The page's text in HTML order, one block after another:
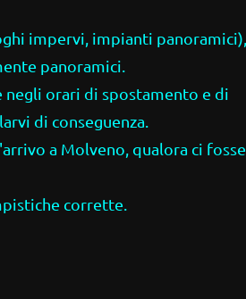
impervi, impianti panoramici),
panoramici.
negli orari di spostamento e di
di conseguenza.
a Molveno, qualora ci fosse
corrette.